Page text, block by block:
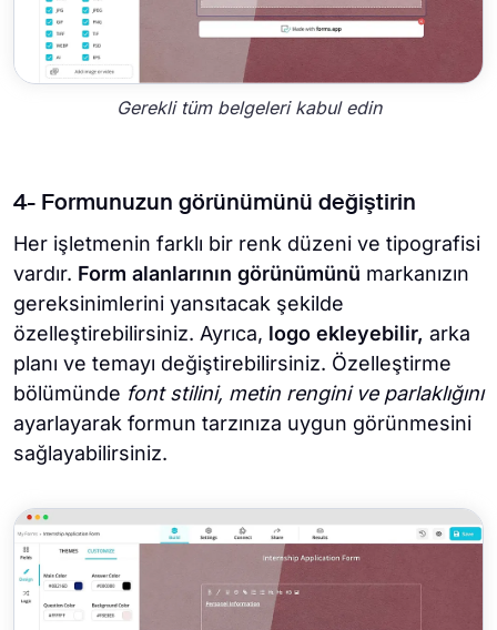
Gerekli tüm belgeleri kabul edin
4- Formunuzun görünümünü değiştirin
Her işletmenin farklı bir renk düzeni ve tipografisi
vardır. Form alanlarının görünümünü markanızın
gereksinimlerini yansıtacak şekilde
özelleştirebilirsiniz. Ayrıca, logo ekleyebilir, arka
planı ve temayı değiştirebilirsiniz. Özelleştirme
bölümünde font stilini, metin rengini ve parlaklığını
ayarlayarak formun tarzınıza uygun görünmesini
sağlayabilirsiniz.